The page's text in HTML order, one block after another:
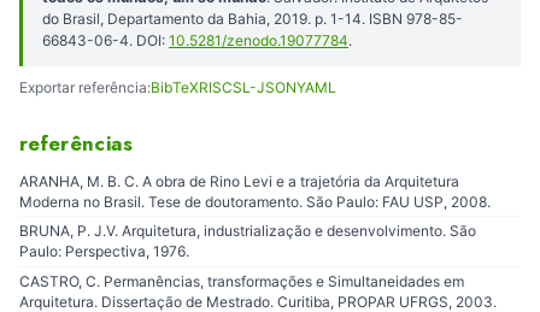
do Brasil, Departamento da Bahia, 2019. p. 1-14. ISBN 978-85-
66843-06-4. DOI: 10.5281/zenodo.19077784.
Exportar referência:BibTeXRISCSL-JSONYAML
referências
ARANHA, M. B. C. A obra de Rino Levi e a trajetória da Arquitetura
Moderna no Brasil. Tese de doutoramento. São Paulo: FAU USP, 2008.
BRUNA, P. J.V. Arquitetura, industrialização e desenvolvimento. São
Paulo: Perspectiva, 1976.
CASTRO, C. Permanências, transformações e Simultaneidades em
Arquitetura. Dissertação de Mestrado. Curitiba, PROPAR UFRGS, 2003.